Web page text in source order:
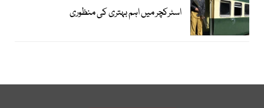
اسٹرکچر میں اہم بہتری کی منظوری